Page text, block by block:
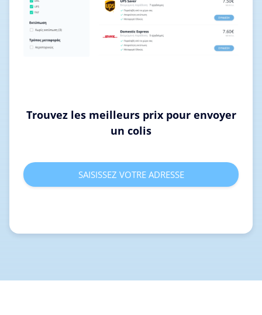
Trouvez les meilleurs prix pour envoyer
un colis
SAISISSEZ VOTRE ADRESSE